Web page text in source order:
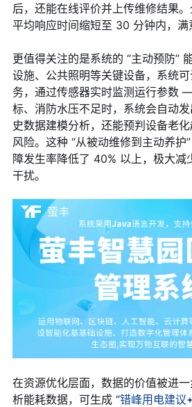
后，还能在线评价并上传维修结果。
平均响应时间缩短至 30 分钟内，满
更值得关注的是系统的 “主动预防”
设施、公共照明等关键设备，系统
务，通过传感器实时监测运行参数
标、消防水压不足时，系统会自动
史数据建模分析，还能预判设备老
风险。这种 “从被动维修到主动养护
障发生率降低了 40% 以上，极大减
干扰。
在资源优化层面，数据的价值被进
析能耗数据，可生成 “错峰用电建议